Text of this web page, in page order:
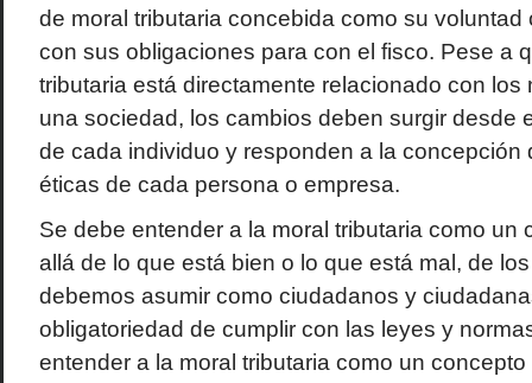
de moral tributaria concebida como su voluntad
con sus obligaciones para con el fisco. Pese a
tributaria está directamente relacionado con los
una sociedad, los cambios deben surgir desde
de cada individuo y responden a la concepción
éticas de cada persona o empresa.
Se debe entender a la moral tributaria como un
allá de lo que está bien o lo que está mal, de
debemos asumir como ciudadanos y
obligatoriedad de cumplir con las leyes y
entender a la moral tributaria como un